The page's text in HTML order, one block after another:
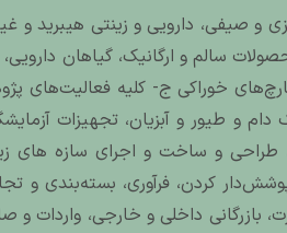
و صیفی، دارویی و زینتی هیبرید و
سالم و ارگانیک، گیاهان
خوراکی ج- کلیه فعالیت‌های
و طیور و آبزیان، تجهیزات
و ساخت و اجرای سازه های
کردن، فرآوری، بسته‌بندی و
بازرگانی داخلی و خارجی، واردات